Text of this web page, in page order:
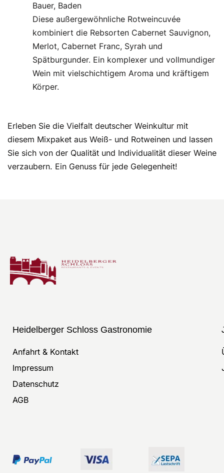
Bauer, Baden
Diese außergewöhnliche Rotweincuvée
kombiniert die Rebsorten Cabernet Sauvignon,
Merlot, Cabernet Franc, Syrah und
Spätburgunder. Ein komplexer und vollmundiger
Wein mit vielschichtigem Aroma und kräftigem
Körper.
Erleben Sie die Vielfalt deutscher Weinkultur mit
diesem Mixpaket aus Weiß- und Rotweinen und lassen
Sie sich von der Qualität und Individualität dieser Weine
verzaubern. Ein Genuss für jede Gelegenheit!
Heidelberger Schloss Gastronomie
Anfahrt & Kontakt
Impressum
Datenschutz
AGB